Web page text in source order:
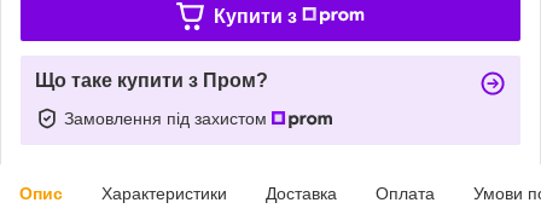
Купити з
Що таке купити з Пром?
Замовлення під захистом
Опис Характеристики Доставка Оплата Умови